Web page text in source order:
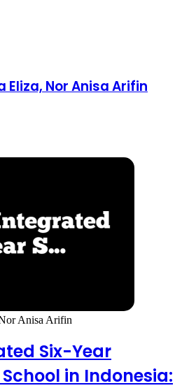
Eliza, Nor Anisa Arifin
Anisa Arifin
Six-Year
in Indonesia: